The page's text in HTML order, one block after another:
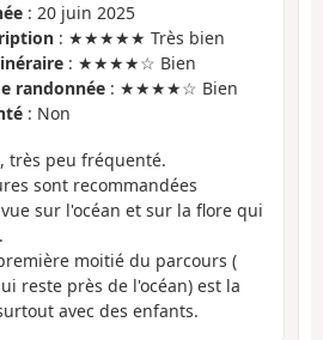
: 20 juin 2025
: ★★★★★ Très bien
: ★★★★☆ Bien
randonnée : ★★★★☆ Bien
: Non
très peu fréquenté.
sont recommandées
sur l'océan et sur la flore qui
moitié du parcours (
reste près de l'océan) est la
avec des enfants.